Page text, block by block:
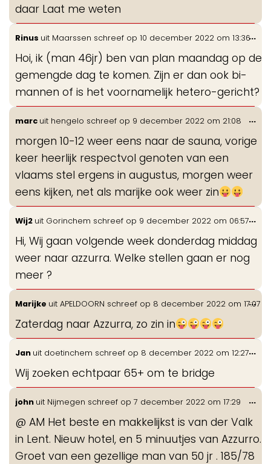
daar Laat me weten
Rinus uit Maarssen schreef op 10 december 2022 om 13:36
Hoi, ik (man 46jr) ben van plan maandag op de
gemengde dag te komen. Zijn er dan ook bi-
mannen of is het voornamelijk hetero-gericht?
...
marc uit hengelo schreef op 9 december 2022 om 21:08
morgen 10-12 weer eens naar de sauna, vorige
keer heerlijk respectvol genoten van een
vlaams stel ergens in augustus, morgen weer
eens kijken, net als marijke ook weer zin
...
Wij2 uit Gorinchem schreef op 9 december 2022 om 06:57
Hi, Wij gaan volgende week donderdag middag
weer naar azzurra. Welke stellen gaan er nog
meer ?
...
Marijke uit APELDOORN schreef op 8 december 2022 om 17:07
Zaterdag naar Azzurra, zo zin in
...
Jan uit doetinchem schreef op 8 december 2022 om 12:27
Wij zoeken echtpaar 65+ om te bridge
...
john uit Nijmegen schreef op 7 december 2022 om 17:29
@ AM Het beste en makkelijkst is van der Valk
in Lent. Nieuw hotel, en 5 minuutjes van Azzurro.
Groet van een gezellige man van 50 jr . 185/78
...